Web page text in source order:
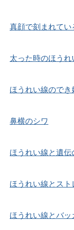
真顔で刻まれてい
太った時のほうれ
ほうれい線のでき
鼻横のシワ
ほうれい線と遺伝
ほうれい線とスト
ほうれい線とバ